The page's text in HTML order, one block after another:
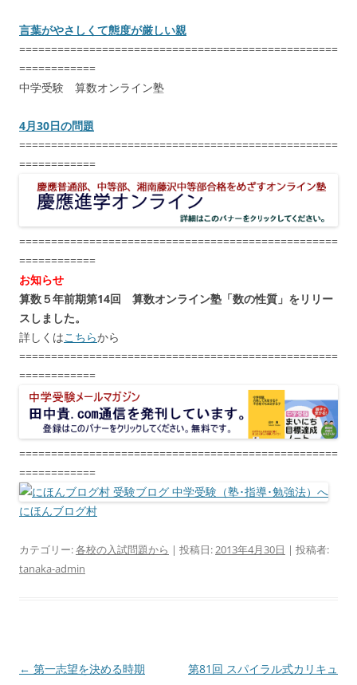
言葉がやさしくて態度が厳しい親
==================================================
============
中学受験 算数オンライン塾
4月30日の問題
==================================================
============
==================================================
============
お知らせ
算数５年前期第14回 算数オンライン塾「数の性質」をリリー
スしました。
詳しくはこちらから
==================================================
============
==================================================
============
にほんブログ村
カテゴリー:各校の入試問題から | 投稿日:2013年4月30日 | 投稿者:
tanaka-admin
投
← 第一志望を決める時期
第81回 スパイラル式カリキュ